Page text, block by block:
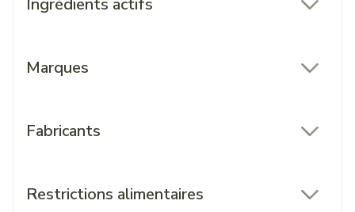
Ingrédients actifs
Marques
Fabricants
Restrictions alimentaires